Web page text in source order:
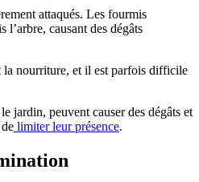
attaqués. Les fourmis
l’arbre, causant des dégâts
la nourriture, et il est parfois difficile
jardin, peuvent causer des dégâts et
limiter leur présence.